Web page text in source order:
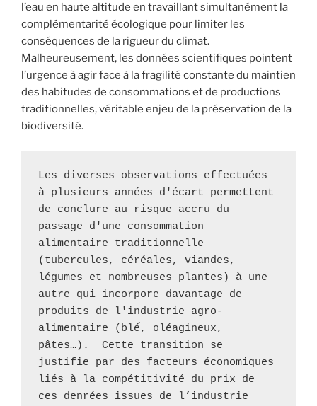
l’eau en haute altitude en travaillant simultanément la
complémentarité écologique pour limiter les
conséquences de la rigueur du climat.
Malheureusement, les données scientifiques pointent
l’urgence à agir face à la fragilité constante du maintien
des habitudes de consommations et de productions
traditionnelles, véritable enjeu de la préservation de la
biodiversité.
Les diverses observations effectuées
à plusieurs années d'écart permettent
de conclure au risque accru du
passage d'une consommation
alimentaire traditionnelle
(tubercules, céréales, viandes,
légumes et nombreuses plantes) à une
autre qui incorpore davantage de
produits de l'industrie agro-
alimentaire (blé́, oléagineux,
pâtes…).  Cette transition se
justifie par des facteurs économiques
liés à la compétitivité du prix de
ces denrées issues de l’industrie